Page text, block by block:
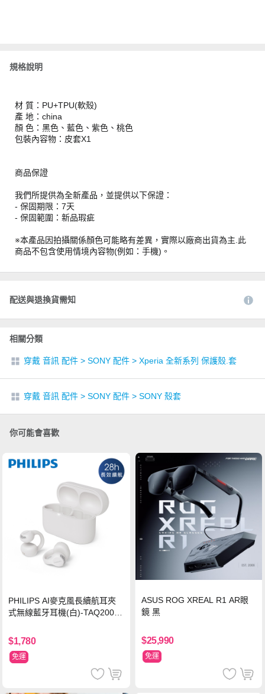
規格說明
材 質：PU+TPU(軟殼)
產 地：china
顏 色：黑色、藍色、紫色、桃色
包裝內容物：皮套X1
商品保證
我們所提供為全新產品，並提供以下保證：
- 保固期限：7天
- 保固範圍：新品瑕疵
※本產品因拍攝關係顏色可能略有差異，實際以廠商出貨為主.此
商品不包含使用情境內容物(例如：手機)。
配送與退換貨需知
相關分類
穿戴 音訊 配件 > SONY 配件 > Xperia 全新系列 保護殼.套
穿戴 音訊 配件 > SONY 配件 > SONY 殼套
你可能會喜歡
PHILIPS AI麥克風長續航耳夾
式無線藍牙耳機(白)-TAQ2000
$1,780
免運
ASUS ROG XREAL R1 AR眼
鏡 黑
$25,990
免運